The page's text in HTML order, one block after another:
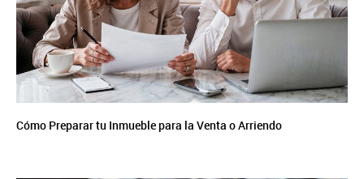
Cómo Preparar tu Inmueble para la Venta o Arriendo